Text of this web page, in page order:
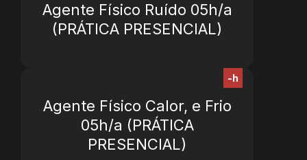
Agente Físico Ruído 05h/a
(PRÁTICA PRESENCIAL)
-h
Agente Físico Calor, e Frio
05h/a (PRÁTICA
PRESENCIAL)